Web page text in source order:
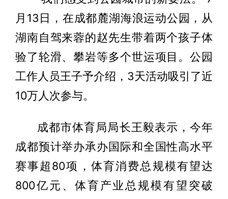
月13日，在成都麓湖海浪运动公园，从
湖南自驾来蓉的赵先生带着两个孩子体
验了轮滑、攀岩等多个世运项目。公园
工作人员王子予介绍，3天活动吸引了近
10万人次参与。
成都市体育局局长王毅表示，今年
成都预计举办承办国际和全国性高水平
赛事超80项，体育消费总规模有望达
800亿元、体育产业总规模有望突破